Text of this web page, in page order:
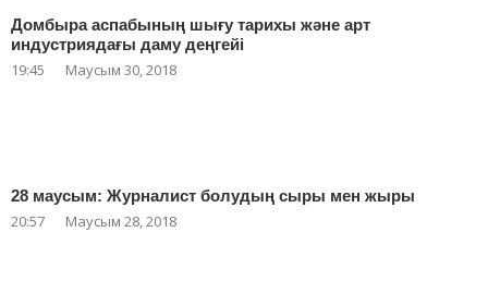
Домбыра аспабының шығу тарихы және арт
индустриядағы даму деңгейі
19:45 Маусым 30, 2018
28 маусым: Журналист болудың сыры мен жыры
20:57 Маусым 28, 2018